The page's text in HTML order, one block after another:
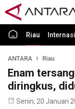
Riau
ANTARA Riau
Enam
diringkus,
Senin, 20 Januari